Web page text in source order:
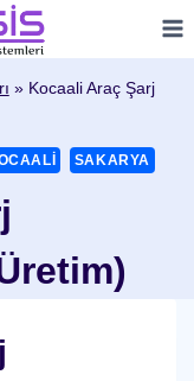
» Kocaali Araç Şarj
SAKARYA